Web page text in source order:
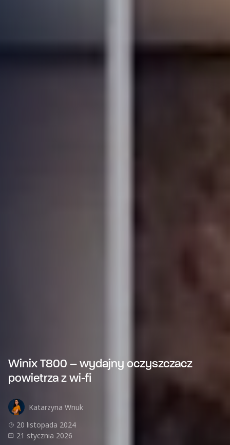
Winix T800 – wydajny oczyszczacz
powietrza z wi-fi
Katarzyna Wnuk
20 listopada 2024
21 stycznia 2026